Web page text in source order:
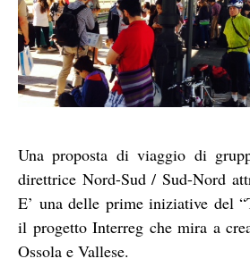
Una proposta di viaggio di
direttrice Nord-Sud / Sud-Nord
E’ una delle prime iniziative del
il progetto Interreg che mira a
Ossola e Vallese.